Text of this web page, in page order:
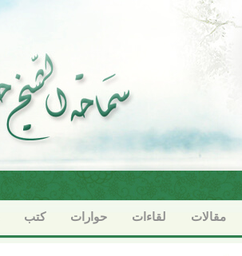
مقالات لقاءات حوارات كتب